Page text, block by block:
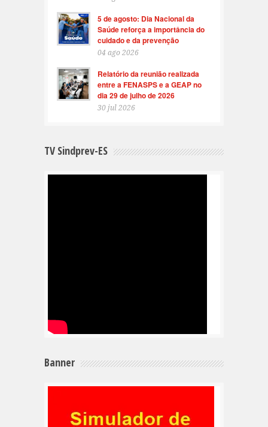
5 de agosto: Dia Nacional da
Saúde reforça a importância do
cuidado e da prevenção
04 ago 2026
Relatório da reunião realizada
entre a FENASPS e a GEAP no
dia 29 de julho de 2026
30 jul 2026
TV Sindprev-ES
Banner